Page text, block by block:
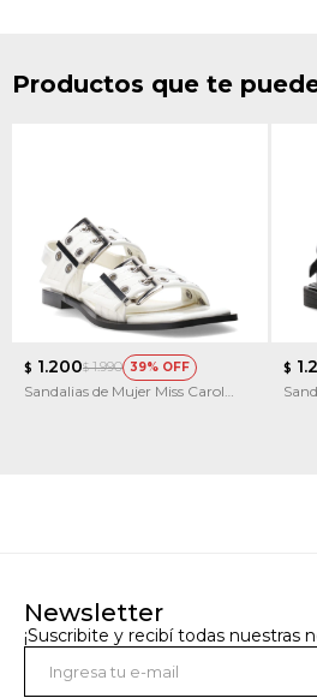
Productos que te
$ 1.200$ 1.990 39
Sandalias de Mujer Miss Carol
$
Newsletter
¡Suscribite y recibí todas nuestras